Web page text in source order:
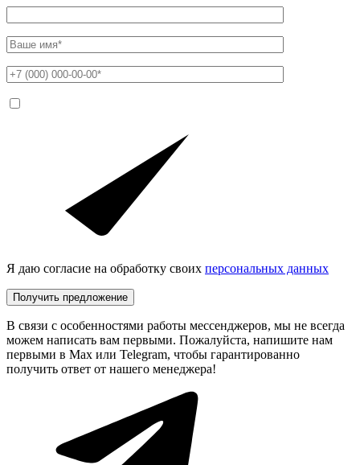
Я даю согласие на обработку своих персональных данных
Получить предложение
В связи с особенностями работы мессенджеров, мы не всегда
можем написать вам первыми. Пожалуйста, напишите нам
первыми в Max или Telegram, чтобы гарантированно
получить ответ от нашего менеджера!